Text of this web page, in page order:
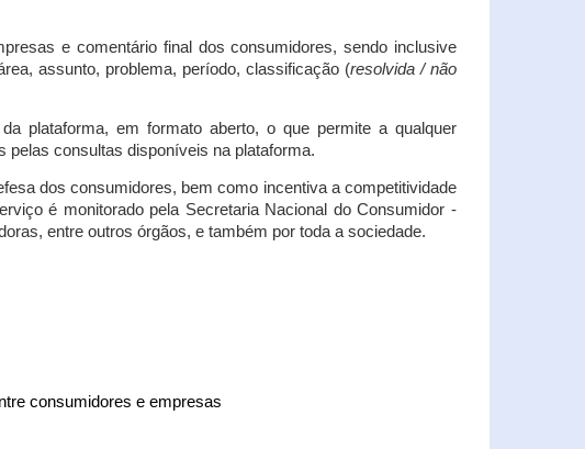
e comentário final dos consumidores, sendo inclusive
assunto, problema, período, classificação (resolvida / não
plataforma, em formato aberto, o que permite a qualquer
pelas consultas disponíveis na plataforma.
dos consumidores, bem como incentiva a competitividade
é monitorado pela Secretaria Nacional do Consumidor -
entre outros órgãos, e também por toda a sociedade.
consumidores e empresas